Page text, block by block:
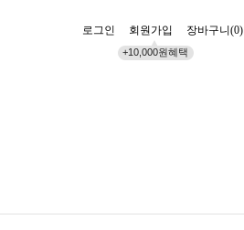
로그인 회원가입
+10,000원혜택
장바구니(0)